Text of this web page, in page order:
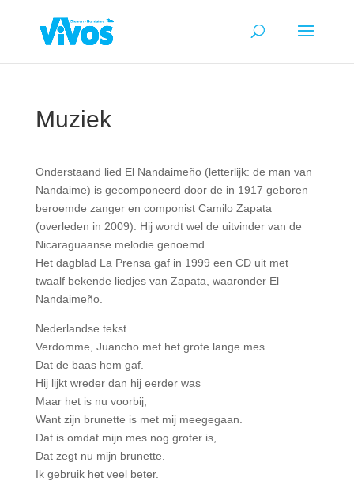
Muziek
Onderstaand lied El Nandaimeño (letterlijk: de man van
Nandaime) is gecomponeerd door de in 1917 geboren
beroemde zanger en componist Camilo Zapata
(overleden in 2009). Hij wordt wel de uitvinder van de
Nicaraguaanse melodie genoemd.
Het dagblad La Prensa gaf in 1999 een CD uit met
twaalf bekende liedjes van Zapata, waaronder El
Nandaimeño.
Nederlandse tekst
Verdomme, Juancho met het grote lange mes
Dat de baas hem gaf.
Hij lijkt wreder dan hij eerder was
Maar het is nu voorbij,
Want zijn brunette is met mij meegegaan.
Dat is omdat mijn mes nog groter is,
Dat zegt nu mijn brunette.
Ik gebruik het veel beter.